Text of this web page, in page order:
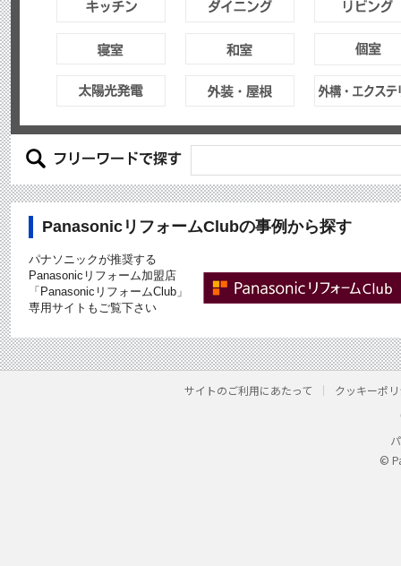
PanasonicリフォームClubの事例から探す
パナソニックが推奨する
Panasonicリフォーム加盟店
「PanasonicリフォームClub」
専用サイトもご覧下さい
サイトのご利用にあたって クッキーポ
©